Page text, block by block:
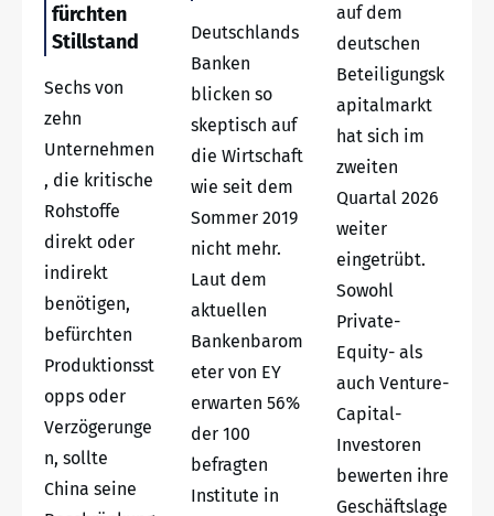
fürchten
Stillstand
Sechs von
zehn
Unternehmen
, die kritische
Rohstoffe
direkt oder
indirekt
benötigen,
befürchten
Produktionsst
opps oder
Verzögerunge
n, sollte
China seine
Deutschlands
Banken
blicken so
skeptisch auf
die Wirtschaft
wie seit dem
Sommer 2019
nicht mehr.
Laut dem
aktuellen
Bankenbarom
eter von EY
erwarten 56%
der 100
befragten
Institute in
auf dem
deutschen
Beteiligungsk
apitalmarkt
hat sich im
zweiten
Quartal 2026
weiter
eingetrübt.
Sowohl
Private-
Equity- als
auch Venture-
Capital-
Investoren
bewerten ihre
Geschäftslage